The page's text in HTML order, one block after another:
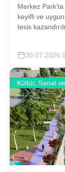
Merkez
keyifli ve
tesis
30.07.2026
Kültür, Sanat